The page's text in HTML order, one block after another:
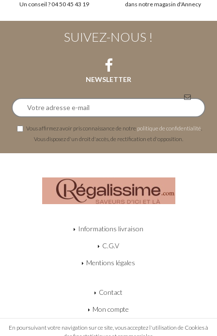
Un conseil ? 04 50 45 43 19 dans notre magasin d'Annecy
SUIVEZ-NOUS !
NEWSLETTER
Vous affirmez avoir pris connaissance de notre politique de confidentialité
Vous disposez d'un droit d'accès, de rectification et d'opposition.
Informations livraison
C.G.V
Mentions légales
Contact
Mon compte
Mon panier
En poursuivant votre navigation sur ce site, vous acceptez l'utilisation de Cookies à